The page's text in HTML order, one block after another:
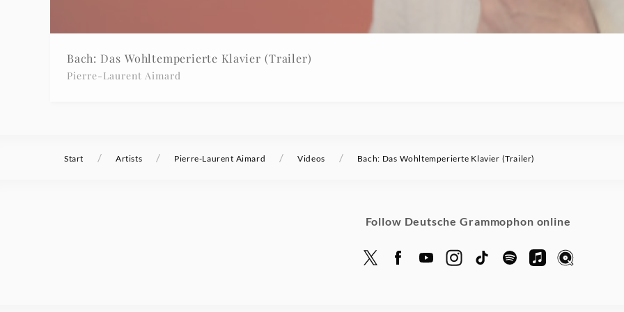
Bach: Das Wohltemperierte Klavier (Trailer)
Pierre-Laurent Aimard
Start / Artists / Pierre-Laurent Aimard / Videos / Bach: Das Wohltemperierte Klavier (Trailer)
Follow Deutsche Grammophon online